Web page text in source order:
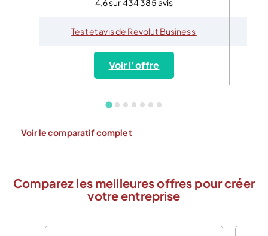
Test et avis de Revolut Business
Voir l’offre
Voir le comparatif complet
Comparez les meilleures offres pour créer
votre entreprise